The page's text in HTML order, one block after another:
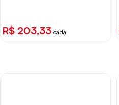
R$ 203,33 cada